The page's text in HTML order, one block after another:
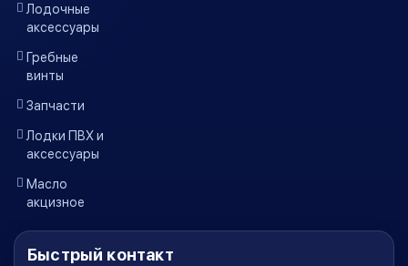
Лодочные
аксессуары
Гребные
винты
Запчасти
Лодки ПВХ и
аксессуары
Масло
акцизное
Быстрый контакт